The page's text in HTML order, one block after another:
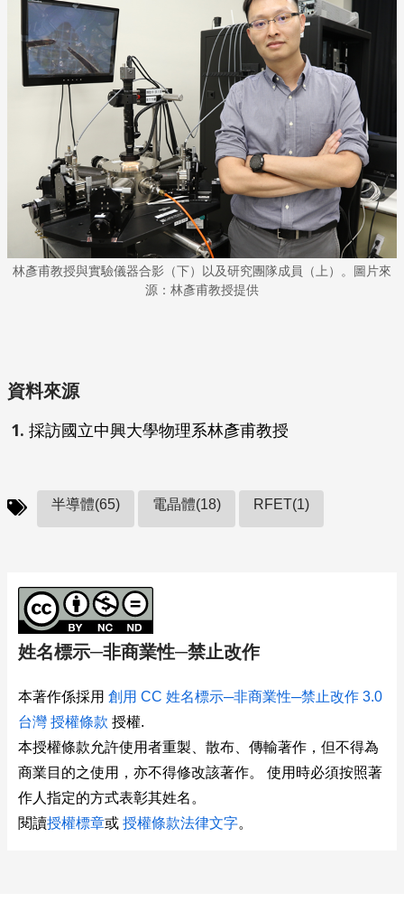
林彥甫教授與實驗儀器合影（下）以及研究團隊成員（上）。圖片來
源：林彥甫教授提供
資料來源
採訪國立中興大學物理系林彥甫教授
半導體(65) 電晶體(18) RFET(1)
姓名標示─非商業性─禁止改作
本著作係採用 創用 CC 姓名標示─非商業性─禁止改作 3.0
台灣 授權條款 授權.
本授權條款允許使用者重製、散布、傳輸著作，但不得為
商業目的之使用，亦不得修改該著作。 使用時必須按照著
作人指定的方式表彰其姓名。
閱讀授權標章或 授權條款法律文字。